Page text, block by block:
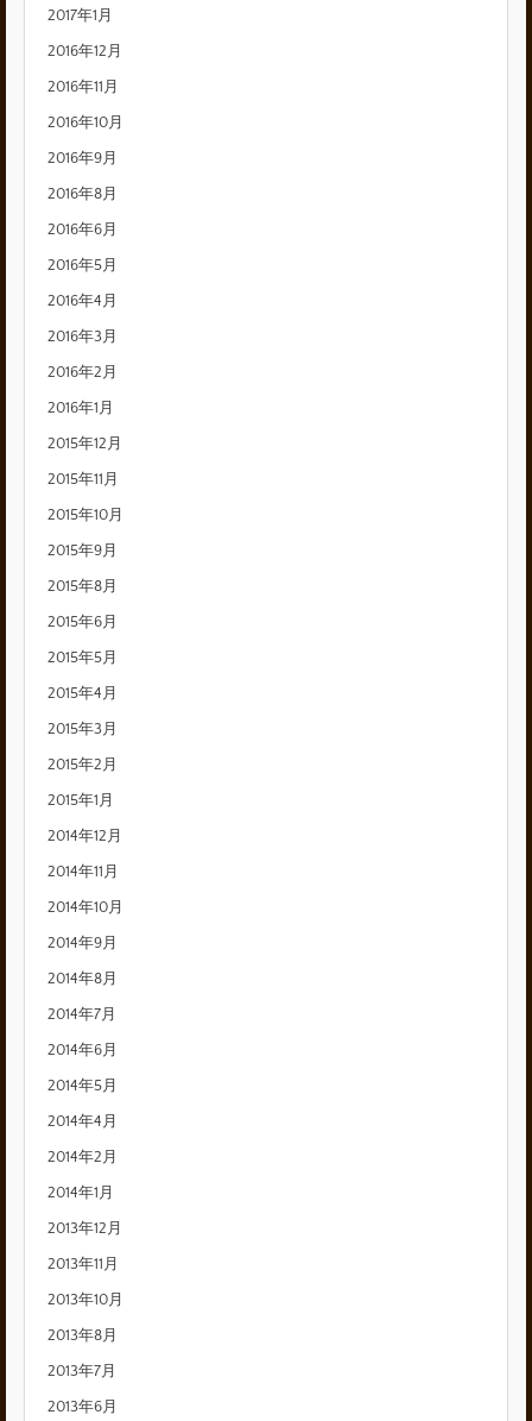
2017年1月
2016年12月
2016年11月
2016年10月
2016年9月
2016年8月
2016年6月
2016年5月
2016年4月
2016年3月
2016年2月
2016年1月
2015年12月
2015年11月
2015年10月
2015年9月
2015年8月
2015年6月
2015年5月
2015年4月
2015年3月
2015年2月
2015年1月
2014年12月
2014年11月
2014年10月
2014年9月
2014年8月
2014年7月
2014年6月
2014年5月
2014年4月
2014年2月
2014年1月
2013年12月
2013年11月
2013年10月
2013年8月
2013年7月
2013年6月